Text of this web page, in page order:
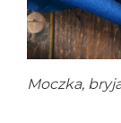
Moczka,